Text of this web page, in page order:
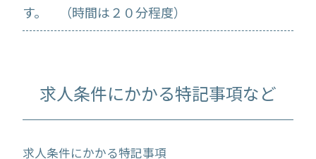
す。 （時間は２０分程度）
求人条件にかかる特記事項など
求人条件にかかる特記事項